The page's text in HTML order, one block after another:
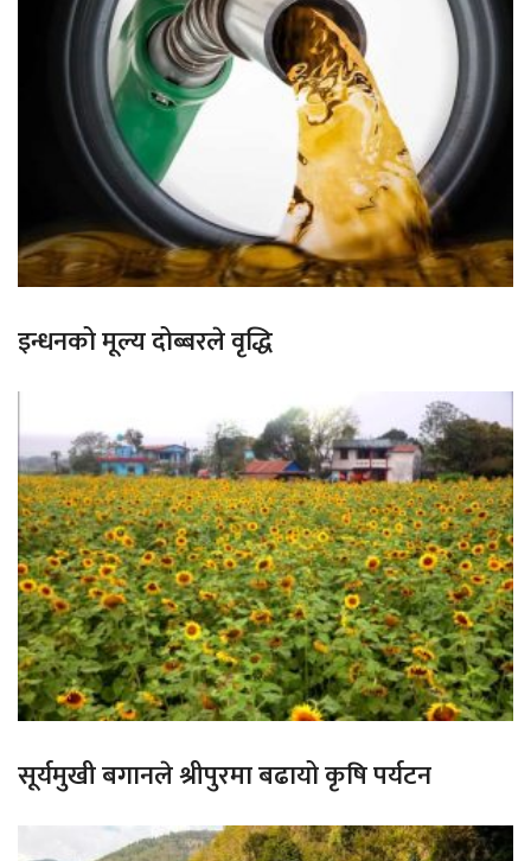
इन्धनको मूल्य दोब्बरले वृद्धि
सूर्यमुखी बगानले श्रीपुरमा बढायो कृषि पर्यटन